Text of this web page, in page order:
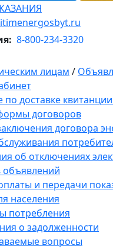
8-800-234-3320
лицам /
по доставке
договоров
договора
об отключениях
объявлений
и передачи
населения
потребления
о задолженности
вопросы